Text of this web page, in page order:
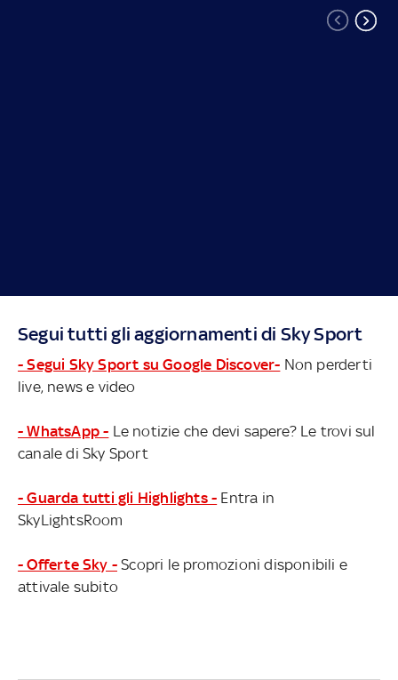
Segui tutti gli aggiornamenti di Sky Sport
- Segui Sky Sport su Google Discover- Non perderti
live, news e video
- WhatsApp - Le notizie che devi sapere? Le trovi sul
canale di Sky Sport
- Guarda tutti gli Highlights - Entra in
SkyLightsRoom
- Offerte Sky - Scopri le promozioni disponibili e
attivale subito